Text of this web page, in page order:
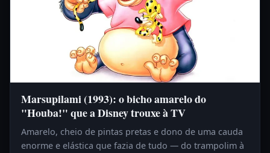
Marsupilami (1993): o bicho amarelo do
"Houba!" que a Disney trouxe à TV
Amarelo, cheio de pintas pretas e dono de uma cauda
enorme e elástica que fazia de tudo — do trampolim à